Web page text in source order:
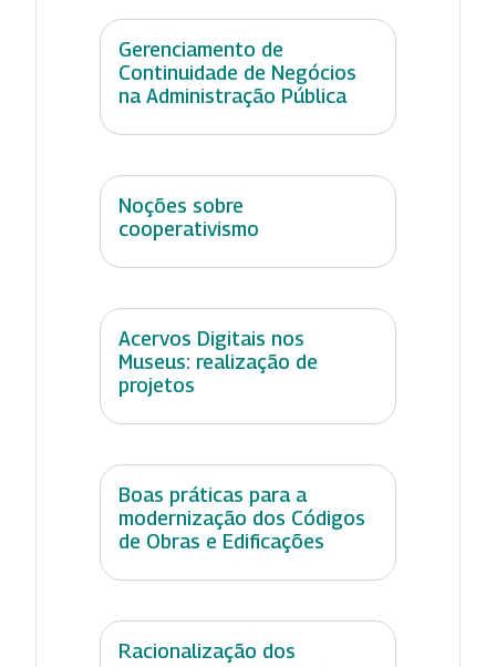
Gerenciamento de
Continuidade de Negócios
na Administração Pública
Noções sobre
cooperativismo
Acervos Digitais nos
Museus: realização de
projetos
Boas práticas para a
modernização dos Códigos
de Obras e Edificações
Racionalização dos